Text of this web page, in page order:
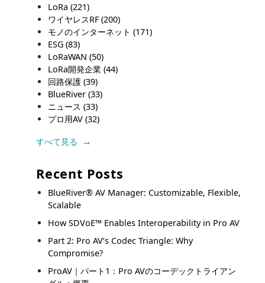
LoRa(221)
ワイヤレスRF(200)
モノのインターネット(171)
ESG(83)
LoRaWAN(50)
LoRa開発企業(44)
回路保護(39)
BlueRiver(33)
ニュース(33)
プロ用AV(32)
すべて見る
Recent Posts
BlueRiver® AV Manager: Customizable, Flexible,
Scalable
How SDVoE™ Enables Interoperability in Pro AV
Part 2: Pro AV’s Codec Triangle: Why
Compromise?
ProAV｜パート1：Pro AVのコーデックトライアン